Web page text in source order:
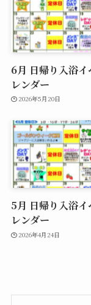
6月 日帰り入浴イ
レンダー
2026年5月20日
5月 日帰り入浴イ
レンダー
2026年4月24日